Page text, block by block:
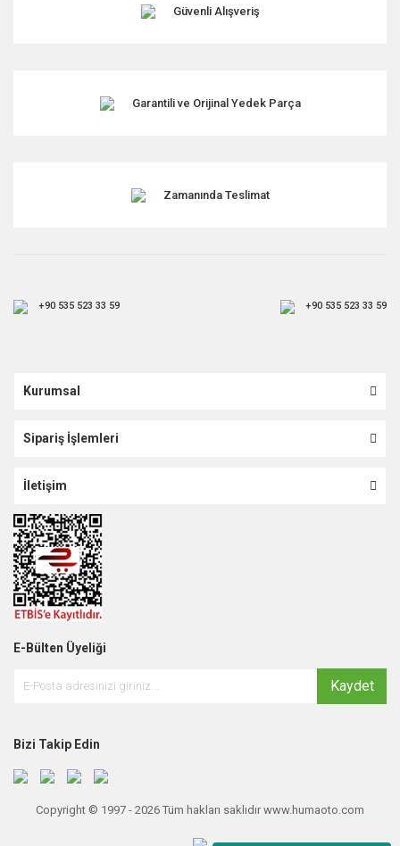
Güvenli Alışveriş
Garantili ve Orijinal Yedek Parça
Zamanında Teslimat
+90 535 523 33 59 +90 535 523 33 59
Kurumsal
Sipariş İşlemleri
İletişim
E-Bülten Üyeliği
Kaydet
Bizi Takip Edin
Copyright © 1997 - 2026 Tüm hakları saklıdır www.humaoto.com